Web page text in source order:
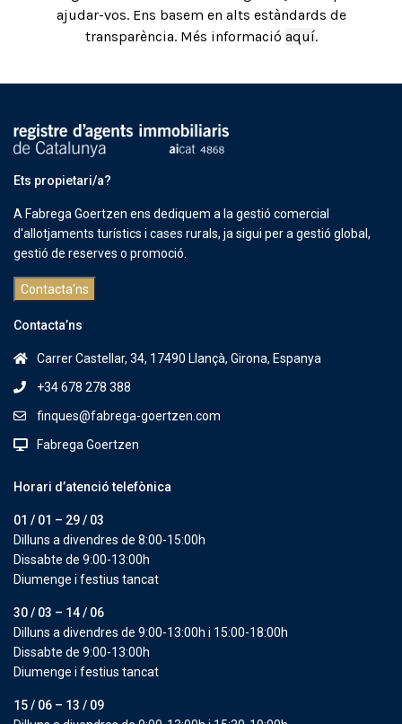
ajudar-vos. Ens basem en alts estàndards de
transparència. Més informació aquí.
Ets propietari/a?
A Fabrega Goertzen ens dediquem a la gestió comercial
d'allotjaments turístics i cases rurals, ja sigui per a gestió global,
gestió de reserves o promoció.
Contacta'ns
Contacta’ns
Carrer Castellar, 34, 17490 Llançà, Girona, Espanya
+34 678 278 388
finques@fabrega-goertzen.com
Fabrega Goertzen
Horari d’atenció telefònica
01 / 01 – 29 / 03
Dilluns a divendres de 8:00-15:00h
Dissabte de 9:00-13:00h
Diumenge i festius tancat
30 / 03 – 14 / 06
Dilluns a divendres de 9:00-13:00h i 15:00-18:00h
Dissabte de 9:00-13:00h
Diumenge i festius tancat
15 / 06 – 13 / 09